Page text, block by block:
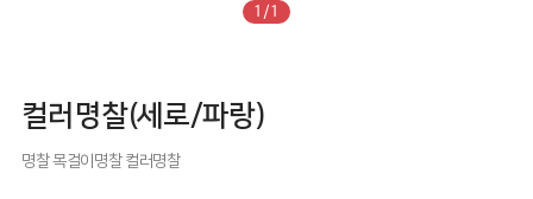
1/1
컬러명찰(세로/파랑)
명찰목걸이명찰 컬러명찰